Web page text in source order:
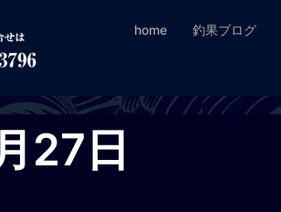
home 釣果ブログ
27日